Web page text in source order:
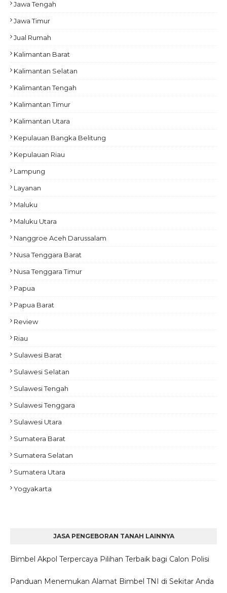
Jawa Tengah
Jawa Timur
Jual Rumah
Kalimantan Barat
Kalimantan Selatan
Kalimantan Tengah
Kalimantan Timur
Kalimantan Utara
Kepulauan Bangka Belitung
Kepulauan Riau
Lampung
Layanan
Maluku
Maluku Utara
Nanggroe Aceh Darussalam
Nusa Tenggara Barat
Nusa Tenggara Timur
Papua
Papua Barat
Review
Riau
Sulawesi Barat
Sulawesi Selatan
Sulawesi Tengah
Sulawesi Tenggara
Sulawesi Utara
Sumatera Barat
Sumatera Selatan
Sumatera Utara
Yogyakarta
JASA PENGEBORAN TANAH LAINNYA
Bimbel Akpol Terpercaya Pilihan Terbaik bagi Calon Polisi
Panduan Menemukan Alamat Bimbel TNI di Sekitar Anda